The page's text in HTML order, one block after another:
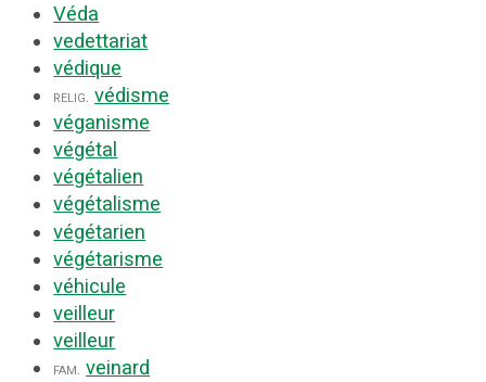
Véda
vedettariat
védique
relig. védisme
véganisme
végétal
végétalien
végétalisme
végétarien
végétarisme
véhicule
veilleur
veilleur
fam. veinard